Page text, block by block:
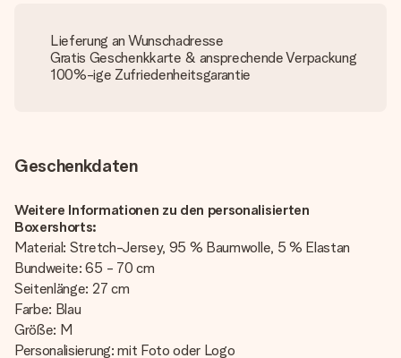
Lieferung an Wunschadresse
Gratis Geschenkkarte & ansprechende Verpackung
100%-ige Zufriedenheitsgarantie
Geschenkdaten
Weitere Informationen zu den personalisierten
Boxershorts:
Material: Stretch-Jersey, 95 % Baumwolle, 5 % Elastan
Bundweite: 65 - 70 cm
Seitenlänge: 27 cm
Farbe: Blau
Größe: M
Personalisierung: mit Foto oder Logo